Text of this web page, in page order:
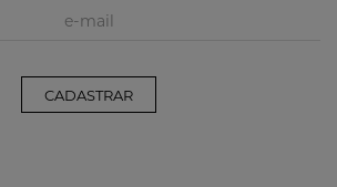
CADASTRAR